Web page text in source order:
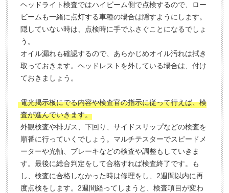
ヘッドライト検査ではハイビーム側で点検するので、ロー
ビームも一緒に点灯する車種の場合は隠すようにします。
隠していない時は、点検時に手でふさぐことになるでしょ
う。
オイル漏れも確認するので、あらかじめオイル汚れは拭き
取っておきます。ヘッドレストを外している場合は、付け
ておきましょう。
電光掲示板にでる内容や検査官の指示に従って行えば、検
査が進んでいきます。
外観検査や排ガス、下回り、サイドスリップなどの検査を
順番に行っていくでしょう。マルチテスターでスピードメ
ーターや光軸、ブレーキなどの検査や調整もしていきま
す。最後に総合判定をして合格すれば検査終了です。も
し、検査に合格しなかった時は修理をし、2週間以内に再
度点検をします。2週間経ってしまうと、検査項目が変わ